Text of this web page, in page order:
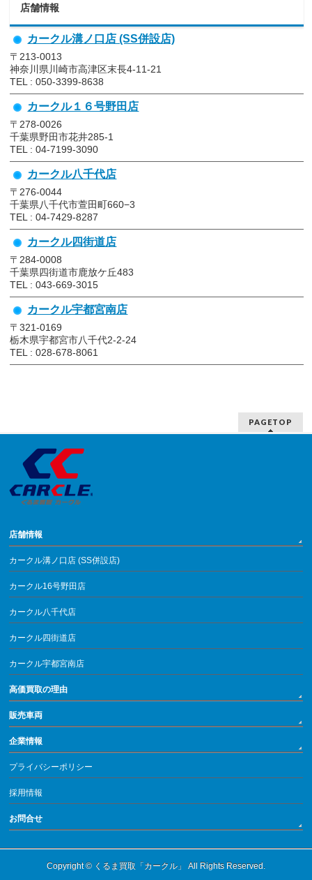
店舗情報
カークル溝ノ口店 (SS併設店)
〒213-0013
神奈川県川崎市高津区末長4-11-21
TEL : 050-3399-8638
カークル１６号野田店
〒278-0026
千葉県野田市花井285-1
TEL : 04-7199-3090
カークル八千代店
〒276-0044
千葉県八千代市萱田町660−3
TEL : 04-7429-8287
カークル四街道店
〒284-0008
千葉県四街道市鹿放ケ丘483
TEL : 043-669-3015
カークル宇都宮南店
〒321-0169
栃木県宇都宮市八千代2-2-24
TEL : 028-678-8061
PAGETOP
店舗情報
カークル溝ノ口店 (SS併設店)
カークル16号野田店
カークル八千代店
カークル四街道店
カークル宇都宮南店
高価買取の理由
販売車両
企業情報
プライバシーポリシー
採用情報
お問合せ
Copyright © くるま買取「カークル」 All Rights Reserved.